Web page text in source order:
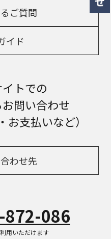
ご質問
イド
トでの
問い合わせ
お支払いなど）
わせ先
872-086
用いただけます